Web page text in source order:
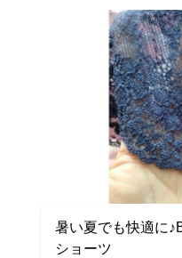
暑い夏でも快適に
ショーツ